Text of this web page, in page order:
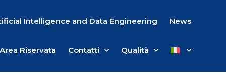
Intelligence and Data Engineering News
Area Riservata Contatti Qualità